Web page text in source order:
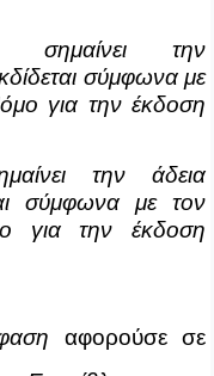
σημαίνει την
σύμφωνα με
για την έκδοση
την άδεια
σύμφωνα με τον
για την έκδοση
αφορούσε σε